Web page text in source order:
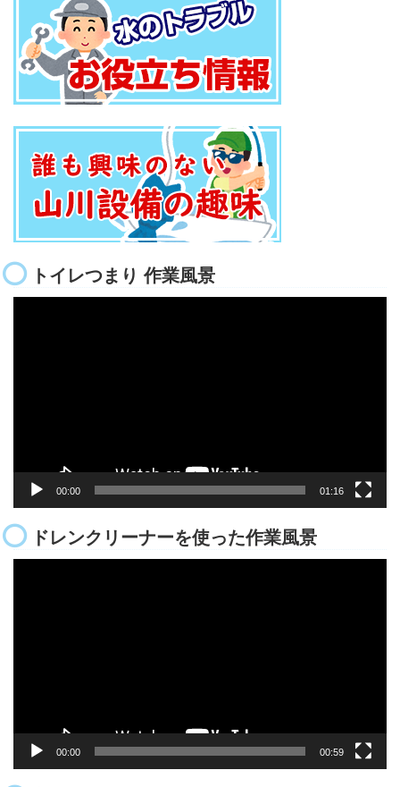
トイレつまり 作業風景
00:00 01:16
ドレンクリーナーを使った作業風景
00:00 00:59